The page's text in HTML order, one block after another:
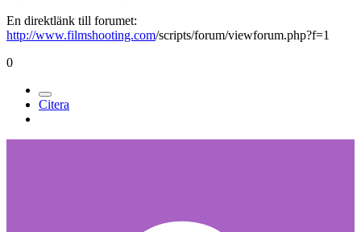
En direktlänk till forumet:
http://www.filmshooting.com/scripts/forum/viewforum.php?f=1
0
Citera